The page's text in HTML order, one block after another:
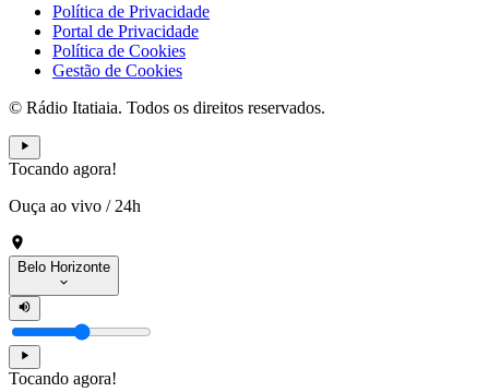
Política de Privacidade
Portal de Privacidade
Política de Cookies
Gestão de Cookies
© Rádio Itatiaia. Todos os direitos reservados.
Tocando agora!
Ouça ao vivo / 24h
Belo Horizonte
Tocando agora!